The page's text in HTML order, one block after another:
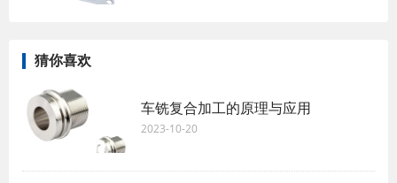
猜你喜欢
车铣复合加工的原理与应用
2023-10-20